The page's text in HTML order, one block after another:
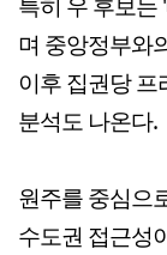
며 중앙정부와
이후 집권당
분석도 나온다.
원주를 중심으
수도권 접근성